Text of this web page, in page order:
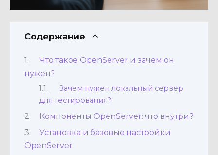
Содержание
Что такое OpenServer и зачем он
нужен?
Зачем нужен локальный сервер
для тестирования?
Компоненты OpenServer: что внутри?
Установка и базовые настройки
OpenServer